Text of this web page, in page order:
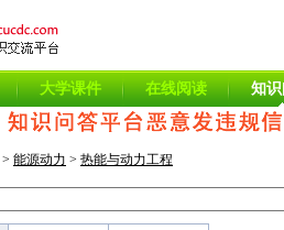
大学课件 在线阅读 知
> 能源动力 > 热能与动力工程